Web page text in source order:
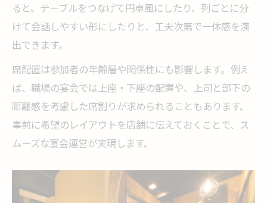
ると、テーブルをつなげて円卓風にしたり、列ごとに分
けて会話しやすい形にしたりと、工夫次第で一体感を演
出できます。
席配置は参加者の年齢層や関係性にも影響します。例え
ば、職場の宴会では上座・下座の配置や、上司と部下の
距離感を考慮した席割りが求められることもあります。
事前に希望のレイアウトを店舗に伝えておくことで、ス
ムーズな宴会運営が実現します。